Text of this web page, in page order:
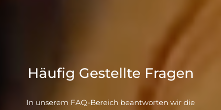
Häufig Gestellte Fragen
In unserem FAQ-Bereich beantworten wir die